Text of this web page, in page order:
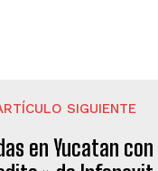
SIGUIENTE